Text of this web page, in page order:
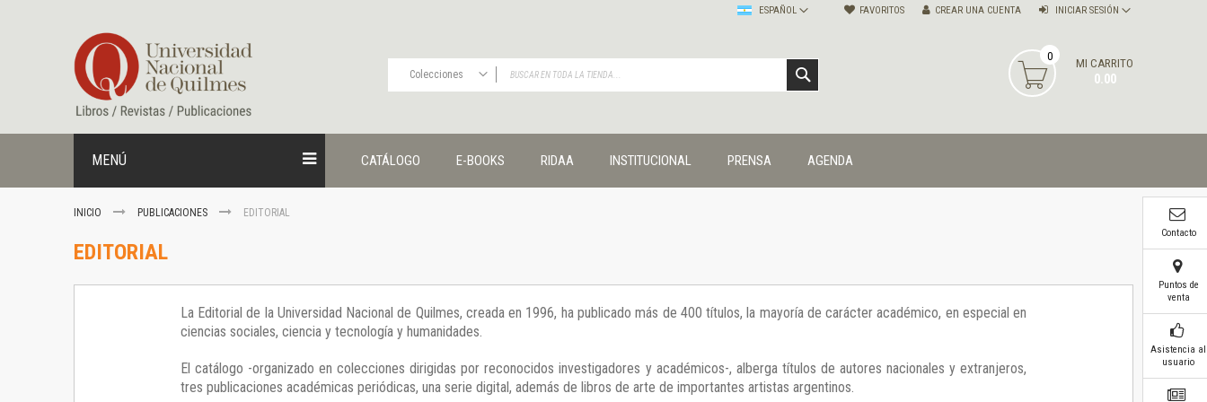
contenido
FAVORITOS INICIAR SESIÓN
CREAR UNA CUENTA
ESPAÑOL
Colecciones
Publicaciones
Editorial
Cuadernos universitarios
Derechos humanos
Ediciones especiales
Géneros
MI CARRITO
0.00
0
MENÚ CATÁLOGO E-BOOKS RIDAA INSTITUCIONAL PRENSA AGENDA
INICIO PUBLICACIONES EDITORIAL
EDITORIAL
La Editorial de la Universidad Nacional de Quilmes, creada en 1996, ha publicado más de 400 títulos, la mayoría de carácter académico, en especial en
ciencias sociales, ciencia y tecnología y humanidades.
El catálogo -organizado en colecciones dirigidas por reconocidos investigadores y académicos-, alberga títulos de autores nacionales y extranjeros,
tres publicaciones académicas periódicas, una serie digital, además de libros de arte de importantes artistas argentinos.
Contacto
Puntos de
venta
Asistencia al
usuario